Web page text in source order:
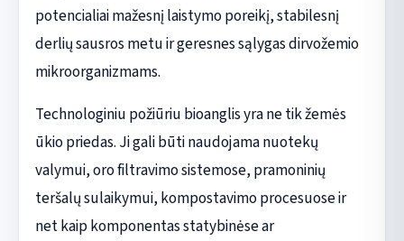
potencialiai mažesnį laistymo poreikį, stabilesnį
derlių sausros metu ir geresnes sąlygas dirvožemio
mikroorganizmams.
Technologiniu požiūriu bioanglis yra ne tik žemės
ūkio priedas. Ji gali būti naudojama nuotekų
valymui, oro filtravimo sistemose, pramoninių
teršalų sulaikymui, kompostavimo procesuose ir
net kaip komponentas statybinėse ar